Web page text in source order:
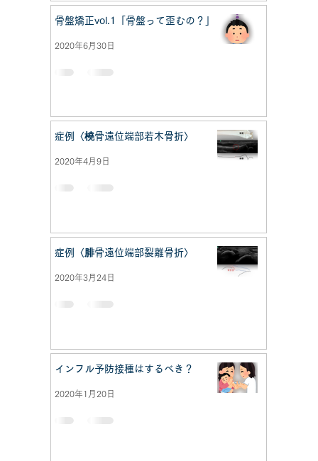
骨盤矯正vol.1「骨盤って歪むの？」
2020年6月30日
症例〈橈骨遠位端部若木骨折〉
2020年4月9日
症例〈腓骨遠位端部裂離骨折〉
2020年3月24日
インフル予防接種はするべき？
2020年1月20日